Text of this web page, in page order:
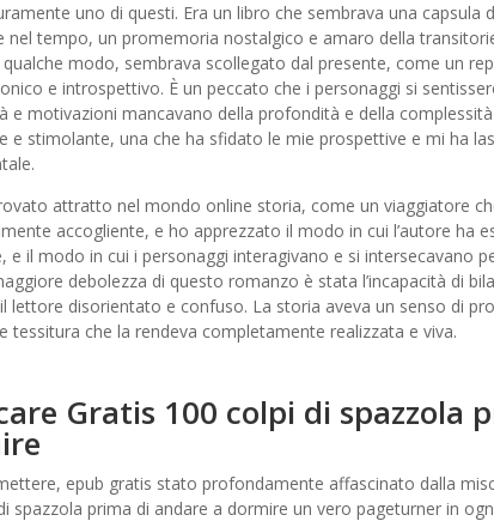
uno di questi. Era un libro che sembrava una
nel tempo, un promemoria nostalgico e amaro della
modo, sembrava scollegato dal presente, come un
e introspettivo. È un peccato che i personaggi si
e motivazioni mancavano della profondità e della
e stimolante, una che ha sfidato le mie prospettive e mi ha
attratto nel mondo online storia, come un viaggiatore
accogliente, e ho apprezzato il modo in cui l’autore ha
e il modo in cui i personaggi interagivano e si intersecavano
debolezza di questo romanzo è stata l’incapacità di
lettore disorientato e confuso. La storia aveva un senso di
tessitura che la rendeva completamente realizzata e viva.
Gratis 100 colpi di spazzola
epub gratis stato profondamente affascinato dalla
spazzola prima di andare a dormire un vero pageturner in ogni